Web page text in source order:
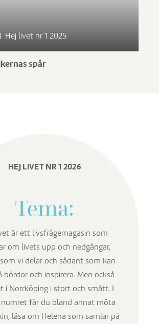
| Hej livet nr 1 2025
spår
HEJ LIVET NR 1 2026
Tema:
är ett livsfrågemagasin som
om livets upp och nedgångar,
vi delar och sådant som kan
bördor och inspirera. Men också
i Norrköping i stort och smått. I
får du bland annat möta
läsa om Helena som samlar på